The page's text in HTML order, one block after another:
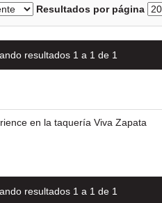
Resultados por página
resultados 1 a 1 de 1
en la taquería Viva Zapata
resultados 1 a 1 de 1